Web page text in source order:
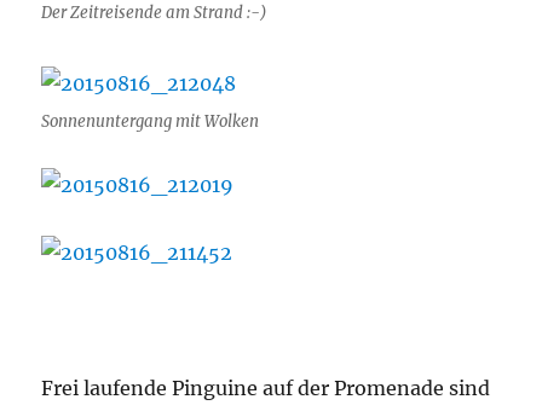
Der Zeitreisende am Strand :-)
Sonnenuntergang mit Wolken
Frei laufende Pinguine auf der Promenade sind